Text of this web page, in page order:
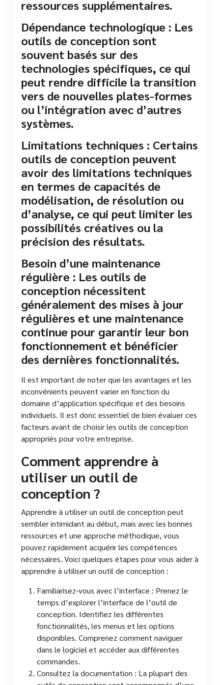
ressources supplémentaires.
Dépendance technologique : Les
outils de conception sont
souvent basés sur des
technologies spécifiques, ce qui
peut rendre difficile la transition
vers de nouvelles plates-formes
ou l’intégration avec d’autres
systèmes.
Limitations techniques : Certains
outils de conception peuvent
avoir des limitations techniques
en termes de capacités de
modélisation, de résolution ou
d’analyse, ce qui peut limiter les
possibilités créatives ou la
précision des résultats.
Besoin d’une maintenance
régulière : Les outils de
conception nécessitent
généralement des mises à jour
régulières et une maintenance
continue pour garantir leur bon
fonctionnement et bénéficier
des dernières fonctionnalités.
Il est important de noter que les avantages et les
inconvénients peuvent varier en fonction du
domaine d’application spécifique et des besoins
individuels. Il est donc essentiel de bien évaluer ces
facteurs avant de choisir les outils de conception
appropriés pour votre entreprise.
Comment apprendre à
utiliser un outil de
conception ?
Apprendre à utiliser un outil de conception peut
sembler intimidant au début, mais avec les bonnes
ressources et une approche méthodique, vous
pouvez rapidement acquérir les compétences
nécessaires. Voici quelques étapes pour vous aider à
apprendre à utiliser un outil de conception :
Familiarisez-vous avec l’interface : Prenez le
temps d’explorer l’interface de l’outil de
conception. Identifiez les différentes
fonctionnalités, les menus et les options
disponibles. Comprenez comment naviguer
dans le logiciel et accéder aux différentes
commandes.
Consultez la documentation : La plupart des